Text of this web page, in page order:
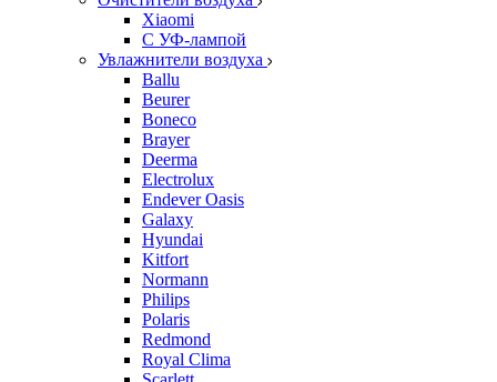
Xiaomi
С УФ-лампой
Увлажнители воздуха
Ballu
Beurer
Boneco
Brayer
Deerma
Electrolux
Endever Oasis
Galaxy
Hyundai
Kitfort
Normann
Philips
Polaris
Redmond
Royal Clima